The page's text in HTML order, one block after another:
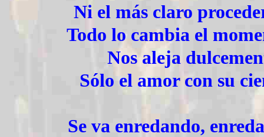
Ni el más claro
Todo lo cambia el
Nos aleja
Sólo el amor con su
Se va enredando,